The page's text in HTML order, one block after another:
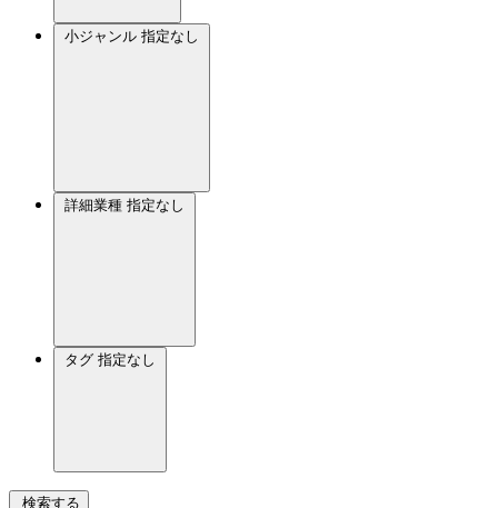
小ジャンル 指定なし
詳細業種 指定なし
タグ 指定なし
検索する